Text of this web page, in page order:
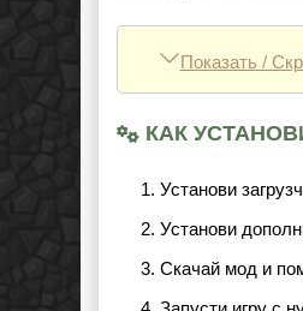
Показать /
КАК
Установи
Установи
Скачай мод и